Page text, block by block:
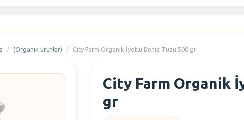
(Organık urunler) City Farm Organik İyotlu Deniz Tuzu 500 gr
City Farm Organik
gr